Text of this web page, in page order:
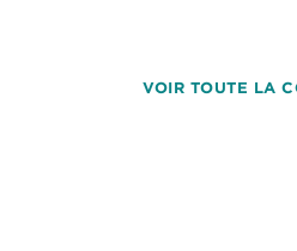
VOIR TOUTE LA